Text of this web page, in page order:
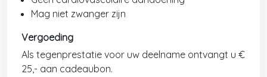
Mag niet zwanger zijn
Vergoeding
Als tegenprestatie voor uw deelname ontvangt u €
25,- aan cadeaubon.